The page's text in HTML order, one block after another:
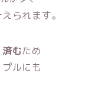
られます。
むため
ルにも